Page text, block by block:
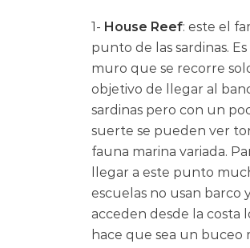
1- House Reef: este el
punto de las sardinas.
muro que se recorre
objetivo de llegar al
sardinas pero con un
suerte se pueden ver
fauna marina variada.
llegar a este punto
escuelas no usan barco
acceden desde la costa
hace que sea un buceo